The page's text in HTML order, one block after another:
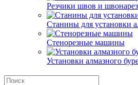
Резчики швов и
Станины для установки
Стенорезные машины
Установки алмазного